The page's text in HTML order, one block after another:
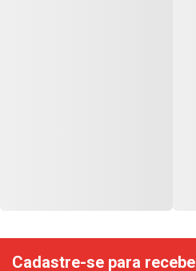
Cadastre-se para